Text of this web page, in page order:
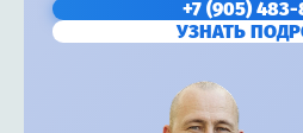
+7 (905)
УЗНАТЬ